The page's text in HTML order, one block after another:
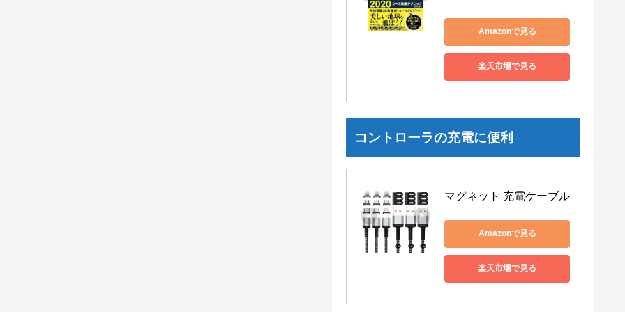
Amazonで見る
楽天市場で見る
コントローラの充電に便利
マグネット 充電ケーブル
Amazonで見る
楽天市場で見る